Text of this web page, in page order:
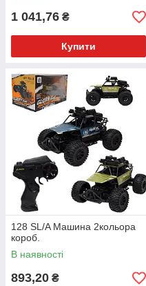
1 041,76 ₴
Купити
128 SL/A Машина 2кольора
короб.
В наявності
893,20 ₴